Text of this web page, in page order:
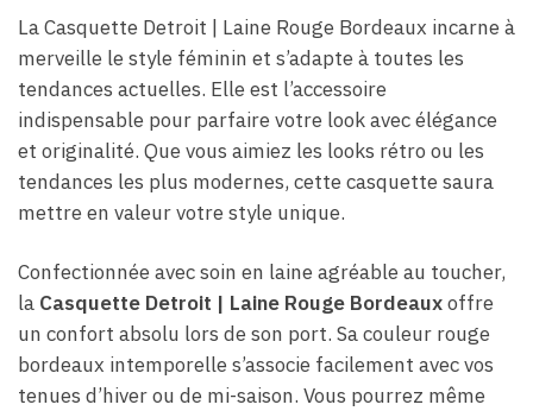
La Casquette Detroit | Laine Rouge Bordeaux incarne à
merveille le style féminin et s’adapte à toutes les
tendances actuelles. Elle est l’accessoire
indispensable pour parfaire votre look avec élégance
et originalité. Que vous aimiez les looks rétro ou les
tendances les plus modernes, cette casquette saura
mettre en valeur votre style unique.
Confectionnée avec soin en laine agréable au toucher,
la Casquette Detroit | Laine Rouge Bordeauxoffre
un confort absolu lors de son port. Sa couleur rouge
bordeaux intemporelle s’associe facilement avec vos
tenues d’hiver ou de mi-saison. Vous pourrez même